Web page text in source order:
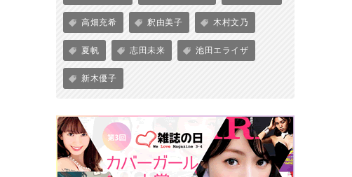
高畑充希 釈由美子 木村文乃
夏帆 志田未来 池田エライザ
新木優子